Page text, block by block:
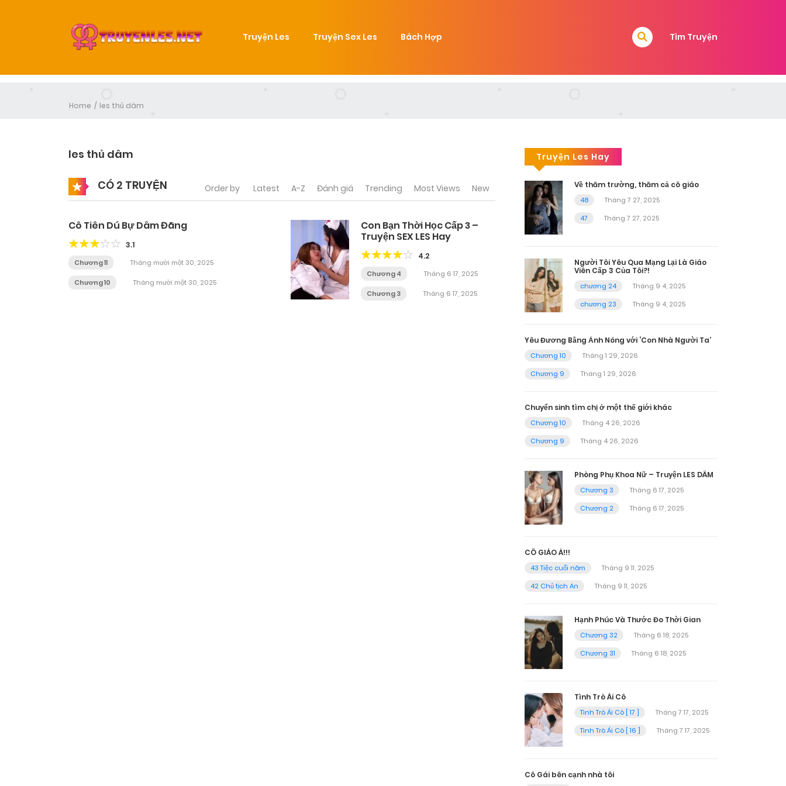
Truyện Les Truyện Sex Les Bách Hợp Tìm Truyện
Home les thủ dâm
les thủ dâm
CÓ 2 TRUYỆN Order by Latest A-Z Đánh giá Trending Most Views New
Cô Tiên Dú Bự Dâm Đãng
3.1
Chương 11 Tháng mười một 30, 2025
Chương 10 Tháng mười một 30, 2025
Con Bạn Thời Học Cấp 3 –
Truyện SEX LES Hay
4.2
Chương 4 Tháng 6 17, 2025
Chương 3 Tháng 6 17, 2025
Truyện Les Hay
Về thăm trường, thăm cả cô giáo
48
Tháng 7 27, 2025
47
Tháng 7 27, 2025
Người Tôi Yêu Qua Mạng Lại Là Giáo
Viên Cấp 3 Của Tôi?!
chương 24
Tháng 9 4, 2025
chương 23
Tháng 9 4, 2025
Yêu Đương Bằng Ảnh Nóng với ‘Con Nhà Người Ta’
Chương 10
Tháng 1 29, 2026
Chương 9
Tháng 1 29, 2026
Chuyển sinh tìm chị ở một thế giới khác
Chương 10
Tháng 4 26, 2026
Chương 9
Tháng 4 26, 2026
Phòng Phụ Khoa Nữ – Truyện LES DÂM
Chương 3
Tháng 6 17, 2025
Chương 2
Tháng 6 17, 2025
CÔ GIÁO À!!!
43 Tiệc cuối năm
Tháng 9 11, 2025
42 Chủ tịch An
Tháng 9 11, 2025
Hạnh Phúc Và Thước Đo Thời Gian
Chương 32
Tháng 6 18, 2025
Chương 31
Tháng 6 18, 2025
Tình Trò Ái Cô
Tình Trò Ái Cô [ 17 ]
Tháng 7 17, 2025
Tình Trò Ái Cô [ 16 ]
Tháng 7 17, 2025
Cô Gái bên cạnh nhà tôi